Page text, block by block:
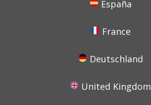
España
France
Deutschland
United Kingdom